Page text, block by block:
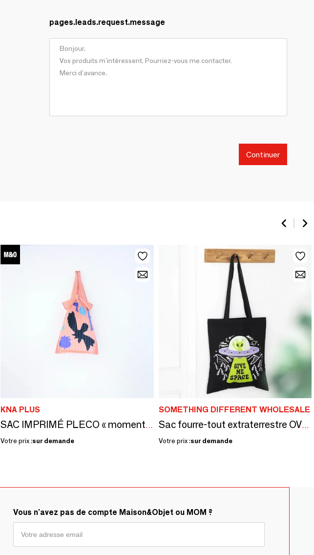
pages.leads.request.message
Continuer
KNA PLUS
SAC IMPRIMÉ PLECO « moment » - illustration : Haruka Sawada -
Votre prix :sur demande
SOMETHING DIFFERENT WHOLESALE
Sac fourre-tout extraterrestre OVNI « Give Me Space »
Votre prix :sur demande
Vous n'avez pas de compte Maison&Objet ou MOM ?